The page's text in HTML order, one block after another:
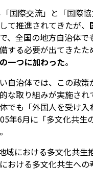
国際交流」と「国際
て推進されてきたが、
、全国の地方自治体で
する必要が出てきたた
一つに加わった。
自治体では、この政策
な取り組みが実施さ
でも「外国人を受け入
年6月に「多文化共生
域における多文化共生
おける多文化共生への